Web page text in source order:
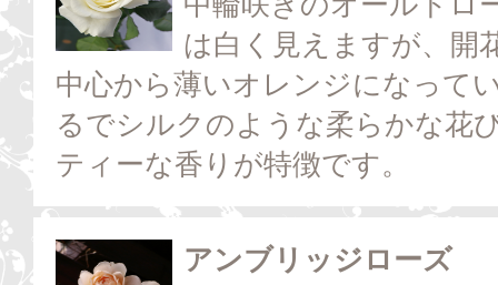
は白く見えますが、開
中心から薄いオレンジになって
るでシルクのような柔らかな花
ティーな香りが特徴です。
アンブリッジローズ